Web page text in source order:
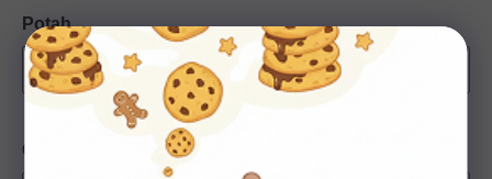
Potah
Chci odvézt starou matraci